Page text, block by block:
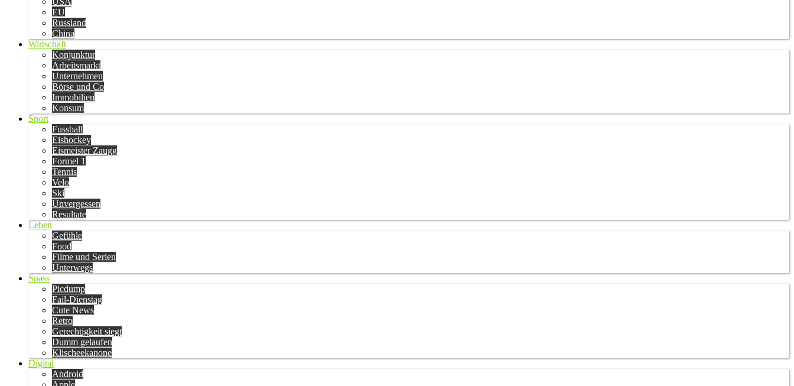
EU
Russland
China
Wirtschaft
Konjunktur
Arbeitsmarkt
Unternehmen
Börse und Co
Immobilien
Konsum
Sport
Fussball
Eishockey
Eismeister Zaugg
Formel 1
Tennis
Velo
Ski
Unvergessen
Resultate
Leben
Gefühle
Food
Filme und Serien
Unterwegs
Spass
Picdump
Fail-Dienstag
Cute News
Retro
Gerechtigkeit siegt
Dumm gelaufen
Klischeekanone
Digital
Android